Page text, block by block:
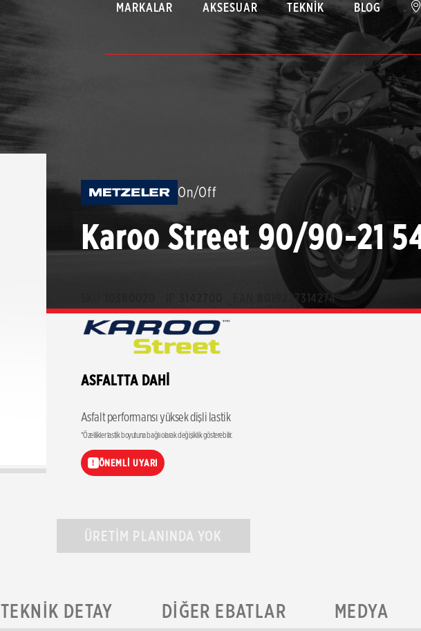
MARKALAR AKSESUAR TEKNIK BLOG
On/Off
Karoo Street 90/90-21
8019227314274
ASFALTTA DAHİ
Asfalt performansı yüksek dişli lastik
*Özellikler lastik boyutuna bağlı olarak değişiklik gösterebilir.
! ÖNEMLİ UYARI
ÜRETİM PLANINDA YOK
TEKNIK DETAY DIĞER EBATLAR MEDYA